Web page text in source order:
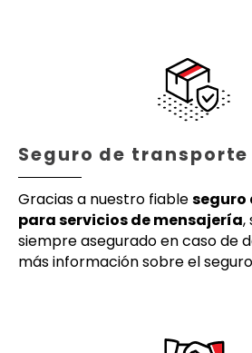
Seguro de transporte
Gracias a nuestro fiableseguro
para servicios de mensajería,
siempre asegurado en caso de
más información sobre el seguro